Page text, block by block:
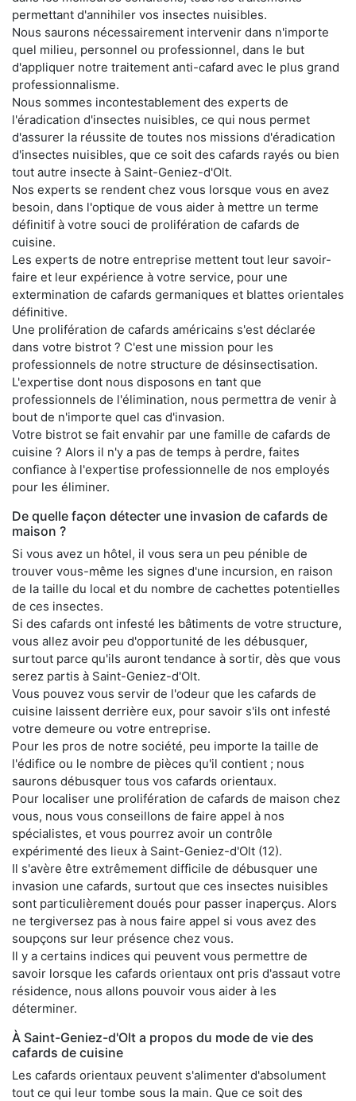
permettant d'annihiler vos insectes nuisibles.
Nous saurons nécessairement intervenir dans n'importe
quel milieu, personnel ou professionnel, dans le but
d'appliquer notre traitement anti-cafard avec le plus grand
professionnalisme.
Nous sommes incontestablement des experts de
l'éradication d'insectes nuisibles, ce qui nous permet
d'assurer la réussite de toutes nos missions d'éradication
d'insectes nuisibles, que ce soit des cafards rayés ou bien
tout autre insecte à Saint-Geniez-d'Olt.
Nos experts se rendent chez vous lorsque vous en avez
besoin, dans l'optique de vous aider à mettre un terme
définitif à votre souci de prolifération de cafards de
cuisine.
Les experts de notre entreprise mettent tout leur savoir-
faire et leur expérience à votre service, pour une
extermination de cafards germaniques et blattes orientales
définitive.
Une prolifération de cafards américains s'est déclarée
dans votre bistrot ? C'est une mission pour les
professionnels de notre structure de désinsectisation.
L'expertise dont nous disposons en tant que
professionnels de l'élimination, nous permettra de venir à
bout de n'importe quel cas d'invasion.
Votre bistrot se fait envahir par une famille de cafards de
cuisine ? Alors il n'y a pas de temps à perdre, faites
confiance à l'expertise professionnelle de nos employés
pour les éliminer.
De quelle façon détecter une invasion de cafards de
maison ?
Si vous avez un hôtel, il vous sera un peu pénible de
trouver vous-même les signes d'une incursion, en raison
de la taille du local et du nombre de cachettes potentielles
de ces insectes.
Si des cafards ont infesté les bâtiments de votre structure,
vous allez avoir peu d'opportunité de les débusquer,
surtout parce qu'ils auront tendance à sortir, dès que vous
serez partis à Saint-Geniez-d'Olt.
Vous pouvez vous servir de l'odeur que les cafards de
cuisine laissent derrière eux, pour savoir s'ils ont infesté
votre demeure ou votre entreprise.
Pour les pros de notre société, peu importe la taille de
l'édifice ou le nombre de pièces qu'il contient ; nous
saurons débusquer tous vos cafards orientaux.
Pour localiser une prolifération de cafards de maison chez
vous, nous vous conseillons de faire appel à nos
spécialistes, et vous pourrez avoir un contrôle
expérimenté des lieux à Saint-Geniez-d'Olt (12).
Il s'avère être extrêmement difficile de débusquer une
invasion une cafards, surtout que ces insectes nuisibles
sont particulièrement doués pour passer inaperçus. Alors
ne tergiversez pas à nous faire appel si vous avez des
soupçons sur leur présence chez vous.
Il y a certains indices qui peuvent vous permettre de
savoir lorsque les cafards orientaux ont pris d'assaut votre
résidence, nous allons pouvoir vous aider à les
déterminer.
À Saint-Geniez-d'Olt a propos du mode de vie des
cafards de cuisine
Les cafards orientaux peuvent s'alimenter d'absolument
tout ce qui leur tombe sous la main. Que ce soit des